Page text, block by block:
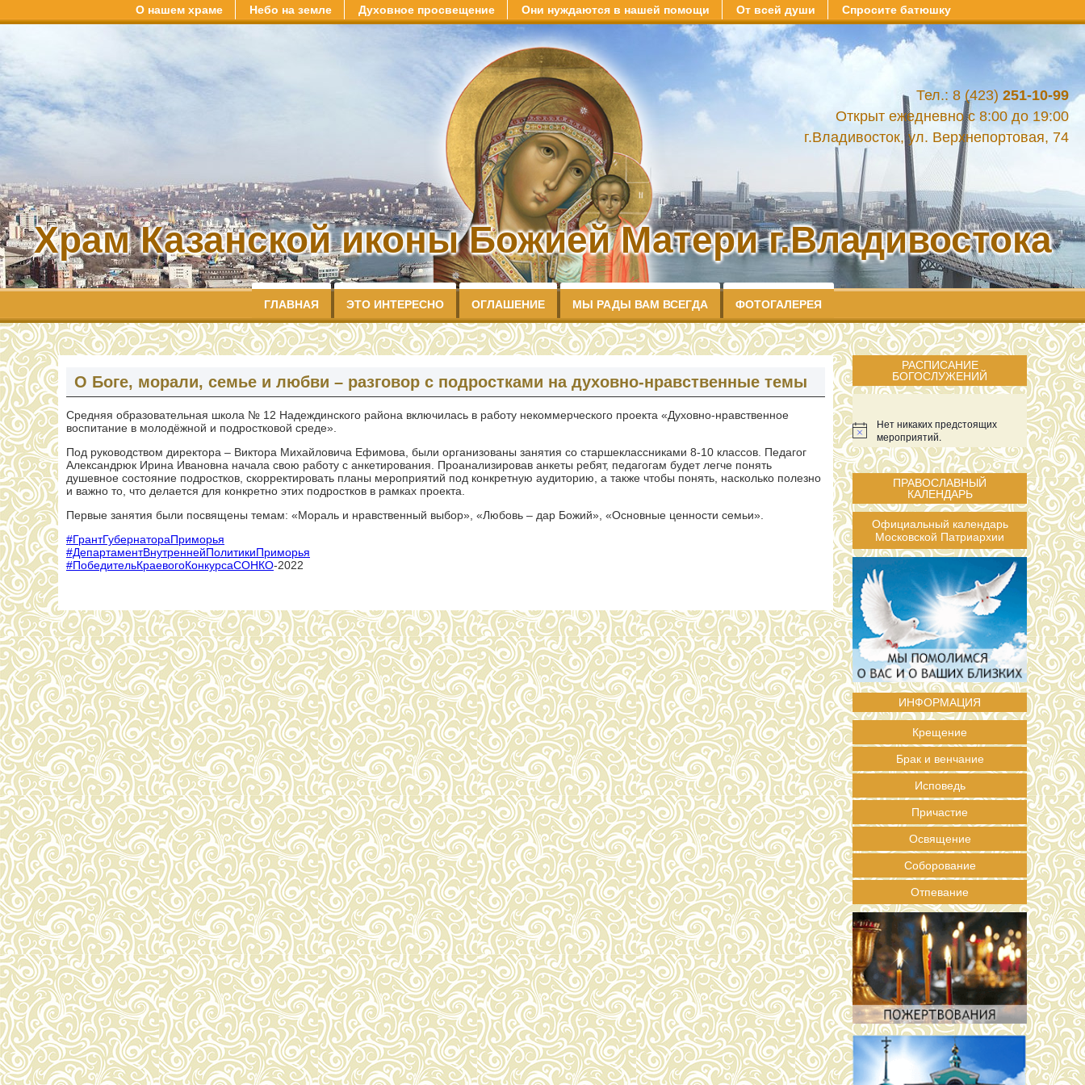
О нашем храме Небо на земле Духовное просвещение Они нуждаются в нашей помощи От всей души Спросите батюшку
Тел.: 8 (423) 251-10-99
Открыт ежедневно с 8:00 до 19:00
г.Владивосток, ул. Верхнепортовая, 74
Храм Казанской иконы Божией Матери г.Владивостока
ГЛАВНАЯ ЭТО ИНТЕРЕСНО ОГЛАШЕНИЕ МЫ РАДЫ ВАМ ВСЕГДА ФОТОГАЛЕРЕЯ
О Боге, морали, семье и любви – разговор с подростками на духовно-нравственные темы
Средняя образовательная школа № 12 Надеждинского района включилась в работу некоммерческого проекта «Духовно-нравственное
воспитание в молодёжной и подростковой среде».
Под руководством директора – Виктора Михайловича Ефимова, были организованы занятия со старшеклассниками 8-10 классов. Педагог
Александрюк Ирина Ивановна начала свою работу с анкетирования. Проанализировав анкеты ребят, педагогам будет легче понять
душевное состояние подростков, скорректировать планы мероприятий под конкретную аудиторию, а также чтобы понять, насколько полезно
и важно то, что делается для конкретно этих подростков в рамках проекта.
Первые занятия были посвящены темам: «Мораль и нравственный выбор», «Любовь – дар Божий», «Основные ценности семьи».
#ГрантГубернатораПриморья
#ДепартаментВнутреннейПолитикиПриморья
#ПобедительКраевогоКонкурсаСОНКО-2022
РАСПИСАНИЕ
БОГОСЛУЖЕНИЙ
Нет никаких предстоящих
мероприятий.
ПРАВОСЛАВНЫЙ
КАЛЕНДАРЬ
Официальный календарь
Московской Патриархии
ИНФОРМАЦИЯ
Крещение
Брак и венчание
Исповедь
Причастие
Освящение
Соборование
Отпевание